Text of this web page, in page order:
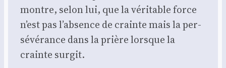
montre, selon lui, que la véri­table force
n’est pas l’absence de crainte mais la per­
sé­vé­rance dans la prière lorsque la
crainte sur­git.